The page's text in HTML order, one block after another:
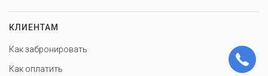
КЛИЕНТАМ
Как забронировать
Как оплатить